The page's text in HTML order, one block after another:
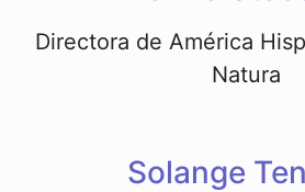
Directora de América
Natura
Solange